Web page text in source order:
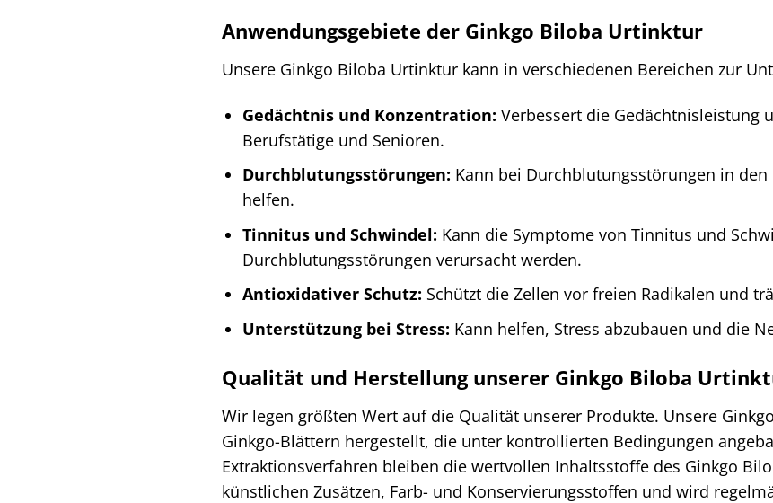
Anwendungsgebiete der Ginkgo Biloba Urtinktur
Unsere Ginkgo Biloba Urtinktur kann in verschiedenen Bereichen zur
Gedächtnis und Konzentration: Verbessert die Gedächtnisleistung
Berufstätige und Senioren.
Durchblutungsstörungen: Kann bei Durchblutungsstörungen in
helfen.
Tinnitus und Schwindel: Kann die Symptome von Tinnitus und
Durchblutungsstörungen verursacht werden.
Antioxidativer Schutz: Schützt die Zellen vor freien Radikalen und
Unterstützung bei Stress: Kann helfen, Stress abzubauen und die
Qualität und Herstellung unserer Ginkgo Biloba
Wir legen größten Wert auf die Qualität unserer Produkte. Unsere
Ginkgo-Blättern hergestellt, die unter kontrollierten Bedingungen
Extraktionsverfahren bleiben die wertvollen Inhaltsstoffe des Ginkgo
künstlichen Zusätzen, Farb- und Konservierungsstoffen und wird